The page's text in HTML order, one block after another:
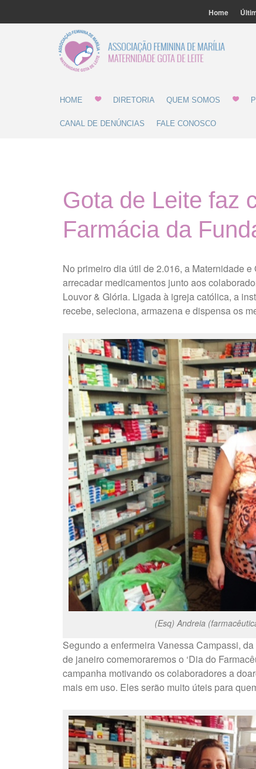
Home
HOME DIRETORIA QUEM SOMOS
CANAL DE DENÚNCIAS FALE CONOSCO
Gota de Leite faz
Farmácia da
No primeiro dia útil de 2.016, a Maternidade
arrecadar medicamentos junto aos
Louvor & Glória. Ligada à igreja católica, a
recebe, seleciona, armazena e dispensa os
(Esq) Andreia
Segundo a enfermeira Vanessa Campassi,
de janeiro comemoraremos o ‘Dia do
campanha motivando os colaboradores a
mais em uso. Eles serão muito úteis para